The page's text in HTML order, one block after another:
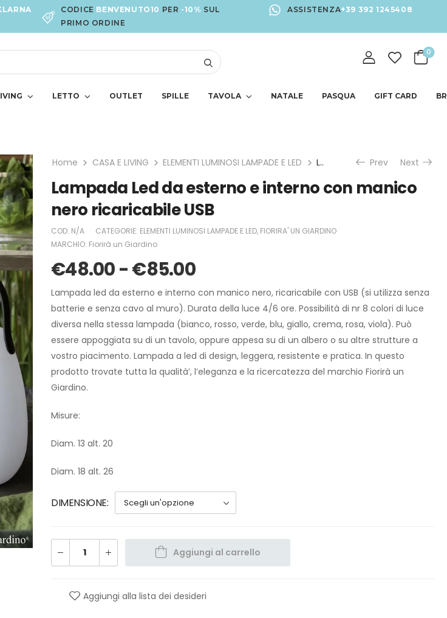
CODICE BENVENUTO10 PER -10% SUL
PRIMO ORDINE
ASSISTENZA+39 392 1245408
0
LETTO OUTLET SPILLE TAVOLA NATALE PASQUA GIFT CARD
Home CASA E LIVING ELEMENTI LUMINOSI LAMPADE E LED Lampada Led da esterno e interno con manico nero ricaricabile USB Prev Next
Lampada Led da esterno e interno con manico
nero ricaricabile USB
COD: N/A CATEGORIE: ELEMENTI LUMINOSI LAMPADE E LED, FIORIRA' UN GIARDINO
MARCHIO: Fiorirà un Giardino
€48.00-€85.00
Lampada led da esterno e interno con manico nero, ricaricabile con USB (si utilizza senza
batterie e senza cavo al muro). Durata della luce 4/6 ore. Possibilità di nr 8 colori di luce
diversa nella stessa lampada (bianco, rosso, verde, blu, giallo, crema, rosa, viola). Può
essere appoggiata su di un tavolo, oppure appesa su di un albero o su altre strutture a
vostro piacimento. Lampada a led di design, leggera, resistente e pratica. In questo
prodotto trovate tutta la qualità’, l’eleganza e la ricercatezza del marchio Fiorirà un
Giardino.
Misure:
Diam. 13 alt. 20
Diam. 18 alt. 26
DIMENSIONE
Aggiungi al carrello
Aggiungi alla lista dei desideri